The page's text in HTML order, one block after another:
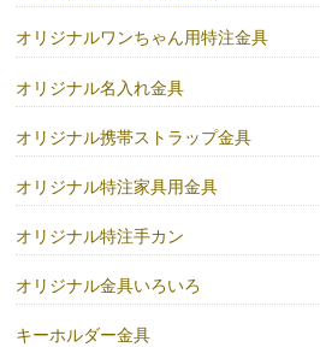
オリジナルワンちゃん用特注金具
オリジナル名入れ金具
オリジナル携帯ストラップ金具
オリジナル特注家具用金具
オリジナル特注手カン
オリジナル金具いろいろ
キーホルダー金具